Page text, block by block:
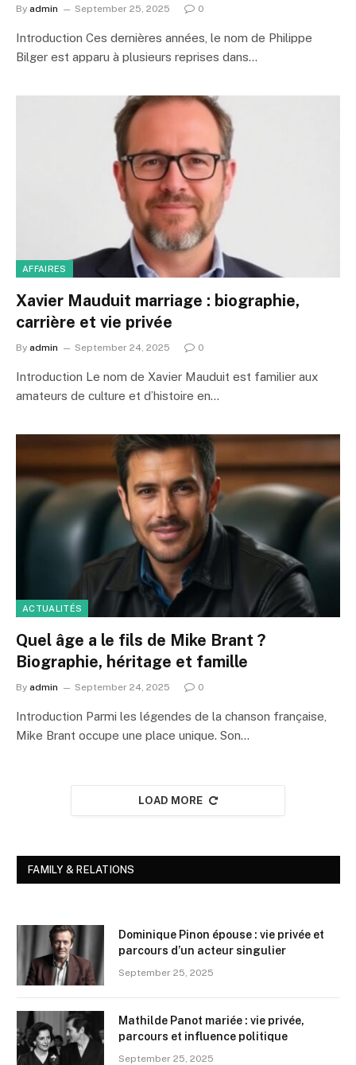
By admin September 25, 2025 0
Introduction Ces dernières années, le nom de Philippe
Bilger est apparu à plusieurs reprises dans…
AFFAIRES
Xavier Mauduit marriage : biographie,
carrière et vie privée
By admin September 24, 2025 0
Introduction Le nom de Xavier Mauduit est familier aux
amateurs de culture et d’histoire en…
ACTUALITÉS
Quel âge a le fils de Mike Brant ?
Biographie, héritage et famille
By admin September 24, 2025 0
Introduction Parmi les légendes de la chanson française,
Mike Brant occupe une place unique. Son…
LOAD MORE
FAMILY & RELATIONS
Dominique Pinon épouse : vie privée et
parcours d’un acteur singulier
September 25, 2025
Mathilde Panot mariée : vie privée,
parcours et influence politique
September 25, 2025